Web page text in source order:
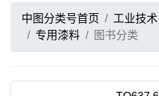
中图分类号首页 工业技术
专用漆料
图书分类